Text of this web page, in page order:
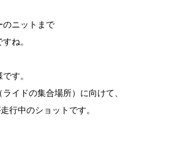
のニットまで
ね。
す。
イドの集合場所）に向けて、
行中のショットです。